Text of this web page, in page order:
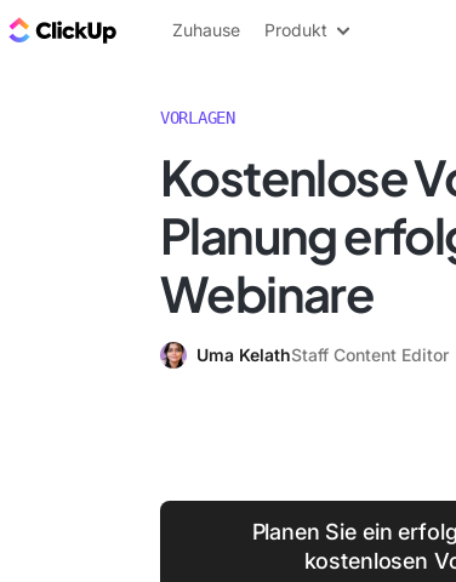
ClickUp Blog
Zuhause Produkt
VORLAGEN
Kostenlose
Planung
Webinare
Uma KelathStaff Content Editor
Planen Sie ein
kostenlosen